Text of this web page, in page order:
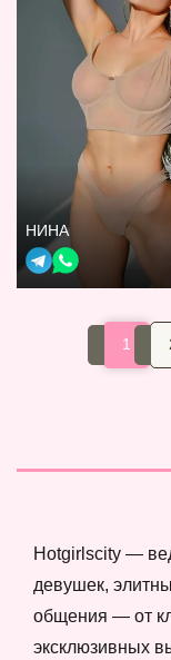
НИНА
1
Hotgirlscity —
девушек,
общения — от
эксклюзивных